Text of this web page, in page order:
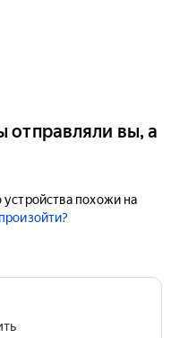
отправляли вы, а
похожи на